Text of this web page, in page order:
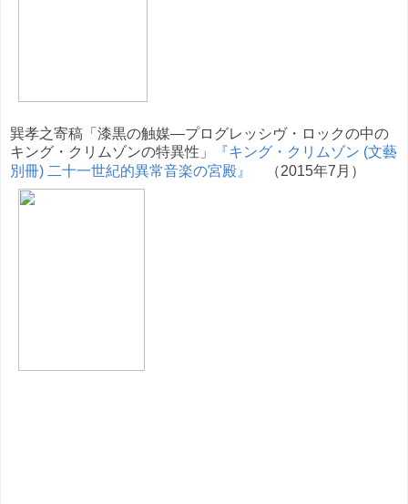
巽孝之寄稿「漆黒の触媒—プログレッシヴ・ロックの中の
キング・クリムゾンの特異性」
『キング・クリムゾン (文藝
別冊) 二十一世紀的異常音楽の宮殿』
（2015年7月）